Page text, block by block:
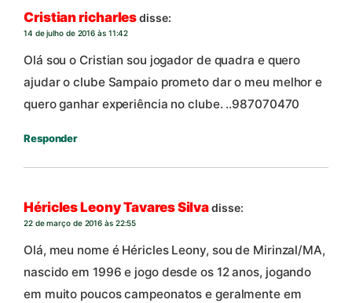
Cristian richarlesdisse:
14 de julho de 2016 às 11:42
Olá sou o Cristian sou jogador de quadra e quero
ajudar o clube Sampaio prometo dar o meu melhor e
quero ganhar experiência no clube. ..987070470
Responder
Héricles Leony Tavares Silvadisse:
22 de março de 2016 às 22:55
Olá, meu nome é Héricles Leony, sou de Mirinzal/MA,
nascido em 1996 e jogo desde os 12 anos, jogando
em muito poucos campeonatos e geralmente em